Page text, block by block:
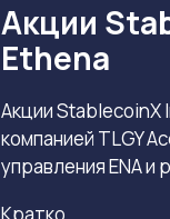
Акции
Ethena
Акции StablecoinX
компанией TLGY
управления ENA и
Кратко